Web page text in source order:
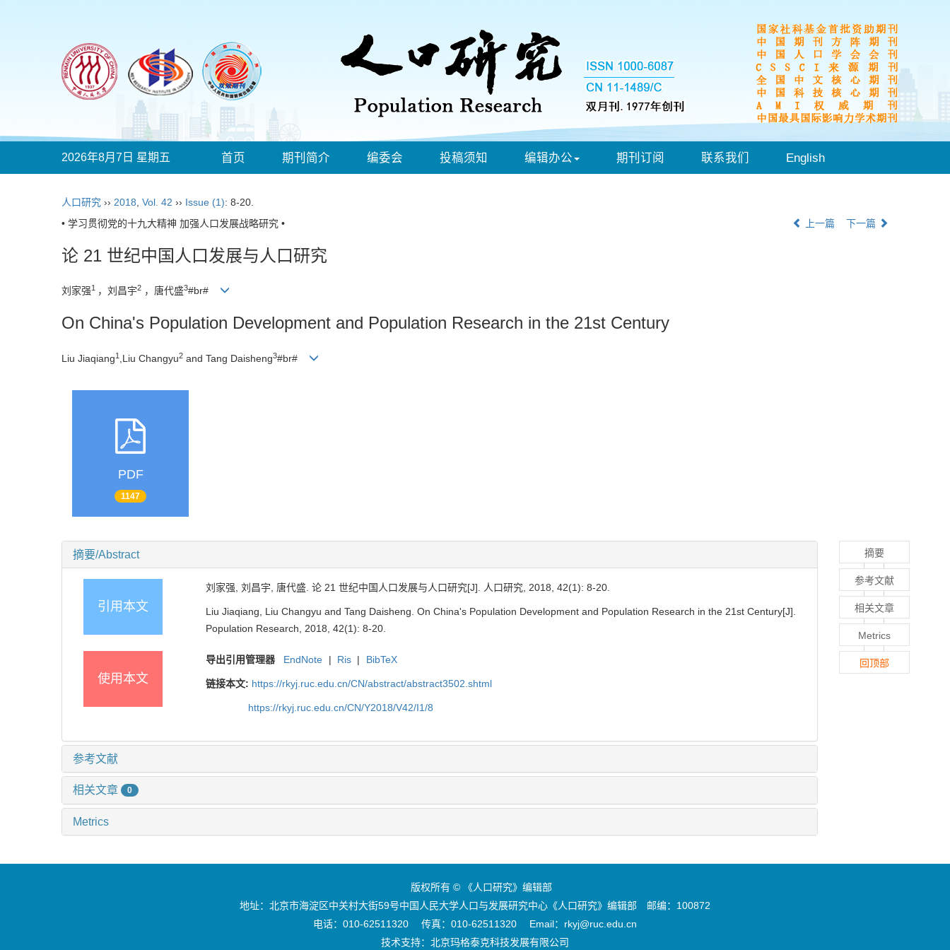
2026年8月7日 星期五 首页 期刊简介 编委会 投稿须知 编辑办公 期刊订阅 联系我们 English
人口研究 ›› 2018 Vol. 42 ›› Issue (1): 8-20.
• 学习贯彻党的十九大精神 加强人口发展战略研究 •
上一篇 下一篇
论 21 世纪中国人口发展与人口研究
刘家强1 ，刘昌宇2 ，唐代盛3#br#
On China's Population Development and Population Research in the 21st Century
Liu Jiaqiang1 ,Liu Changyu2 and Tang Daisheng3#br#
PDF
1147
摘要/Abstract
引用本文
刘家强, 刘昌宇, 唐代盛. 论 21 世纪中国人口发展与人口研究[J]. 人口研究, 2018, 42(1): 8-20.
Liu Jiaqiang, Liu Changyu and Tang Daisheng. On China's Population Development and Population Research in the 21st Century[J].
Population Research, 2018, 42(1): 8-20.
使用本文
导出引用管理器 EndNote | Ris | BibTeX
链接本文: https://rkyj.ruc.edu.cn/CN/abstract/abstract3502.shtml
https://rkyj.ruc.edu.cn/CN/Y2018/V42/I1/8
参考文献
相关文章 0
Metrics
摘要
参考文献
相关文章
Metrics
回顶部
版权所有 © 《人口研究》编辑部
地址：北京市海淀区中关村大街59号中国人民大学人口与发展研究中心《人口研究》编辑部 邮编：100872
电话：010-62511320 传真：010-62511320 Email：rkyj@ruc.edu.cn
技术支持： 北京玛格泰克科技发展有限公司